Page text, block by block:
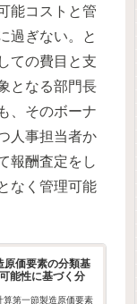
能コストと管
過ぎない。と
ての費目と支
となる部門長
、そのボーナ
人事担当者か
報酬査定をし
なく管理可能
原価要素の分類基
能性に基づく分
算第一節製造原価要素